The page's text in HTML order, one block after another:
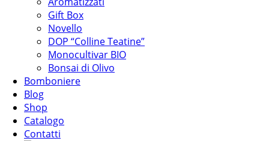
Gift Box
Novello
DOP “Colline Teatine”
Monocultivar BIO
Bonsai di Olivo
Bomboniere
Blog
Shop
Catalogo
Contatti